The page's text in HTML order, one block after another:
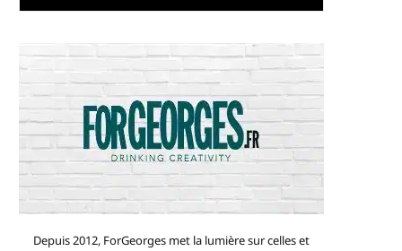
Depuis 2012, ForGeorges met la lumière sur celles et